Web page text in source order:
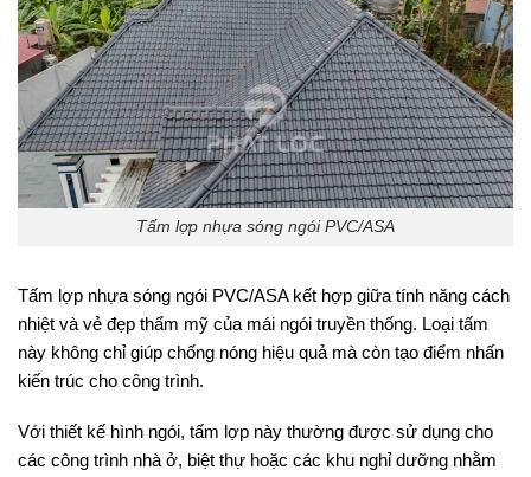
Tấm lợp nhựa sóng ngói PVC/ASA
Tấm lợp nhựa sóng ngói PVC/ASA kết hợp giữa tính năng cách
nhiệt và vẻ đẹp thẩm mỹ của mái ngói truyền thống. Loại tấm
này không chỉ giúp chống nóng hiệu quả mà còn tạo điểm nhấn
kiến trúc cho công trình.
Với thiết kế hình ngói, tấm lợp này thường được sử dụng cho
các công trình nhà ở, biệt thự hoặc các khu nghỉ dưỡng nhằm